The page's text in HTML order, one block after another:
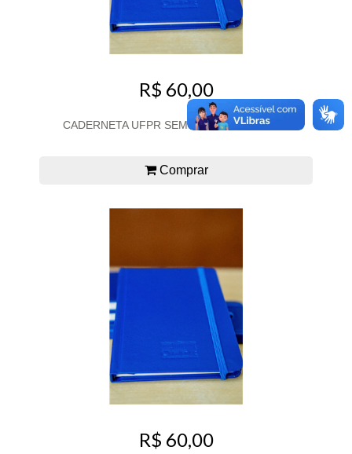
R$ 60,00
CADERNETA UFPR SEM PAUTA CAPA DURA
Comprar
R$ 60,00